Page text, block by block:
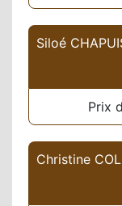
Siloé
Prix
Christine